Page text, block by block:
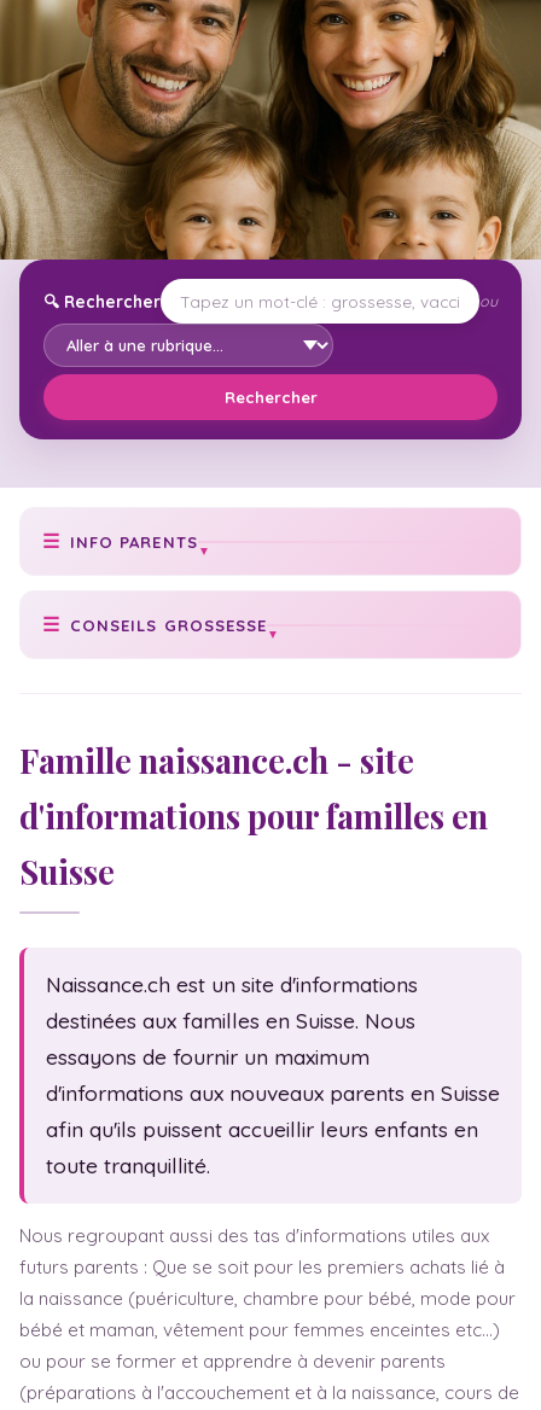
🔍 Rechercher ou
Rechercher
INFO PARENTS
Prise de poids idéale
Poids de bébé
Numéros utiles
Acte de naissance
Statistiques
Fête des mères
Fête des pères
CONSEILS GROSSESSE
Date accouchement
Vaccination bébé
Massage bébé
Test de grossesse
Symptômes
Baby blues
Dépression post-natale
Sem. d'aménorrhée
Famille naissance.ch - site
d'informations pour familles en
Suisse
Naissance.ch est un site d'informations
destinées aux familles en Suisse. Nous
essayons de fournir un maximum
d'informations aux nouveaux parents en Suisse
afin qu'ils puissent accueillir leurs enfants en
toute tranquillité.
Nous regroupant aussi des tas d'informations utiles aux
futurs parents : Que se soit pour les premiers achats lié à
la naissance (puériculture, chambre pour bébé, mode pour
bébé et maman, vêtement pour femmes enceintes etc…)
ou pour se former et apprendre à devenir parents
(préparations à l'accouchement et à la naissance, cours de